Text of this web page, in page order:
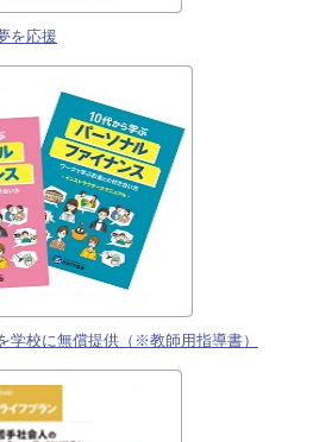
を応援
学校に無償提供（※教師用指導書）